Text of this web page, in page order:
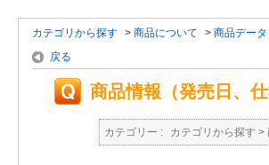
カテゴリから探す > 商品について > 商品データ
戻る
商品情報（発売日、
カテゴリー : カテゴリから探す >